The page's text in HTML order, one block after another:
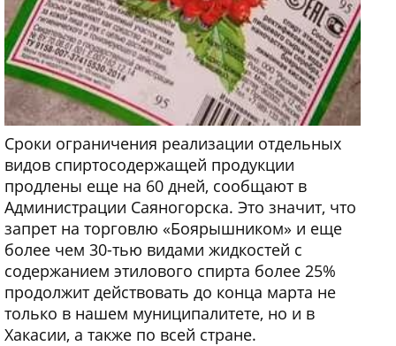
Сроки ограничения реализации отдельных
видов спиртосодержащей продукции
продлены еще на 60 дней, сообщают в
Администрации Саяногорска. Это значит, что
запрет на торговлю «Боярышником» и еще
более чем 30-тью видами жидкостей с
содержанием этилового спирта более 25%
продолжит действовать до конца марта не
только в нашем муниципалитете, но и в
Хакасии, а также по всей стране.